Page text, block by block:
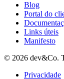
Blog
Portal do
Links úteis
Manifesto
© 2026 dev&Co.
Privacidade